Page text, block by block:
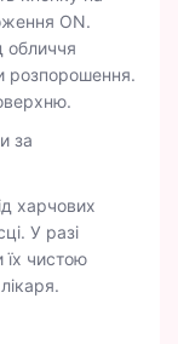
ON.
обличчя
розпорошення.
за
харчових
У разі
їх чистою